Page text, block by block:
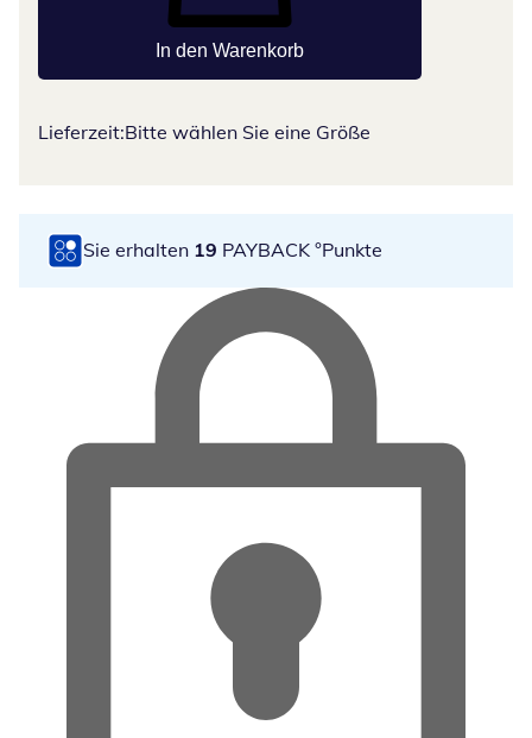
In den Warenkorb
Lieferzeit:Bitte wählen Sie eine Größe
Sie erhalten 19 PAYBACK °Punkte